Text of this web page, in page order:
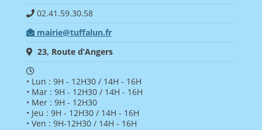
02.41.59.30.58
mairie@tuffalun.fr
23, Route d’Angers
• Lun : 9H - 12H30 / 14H - 16H
• Mar : 9H - 12H30 / 14H - 16H
• Mer : 9H - 12H30
• Jeu : 9H - 12H30 / 14H - 16H
• Ven : 9H-12H30 / 14H - 16H